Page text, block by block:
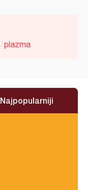
plazma
Najpopularniji